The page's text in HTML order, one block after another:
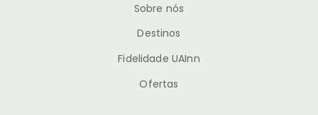
Sobre nós
Destinos
Fidelidade UAInn
Ofertas